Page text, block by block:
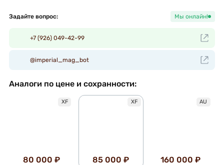
Задайте вопрос: Мы онлайн!
+7 (926) 049-42-99
@imperial_mag_bot
Аналоги по цене и сохранности:
XF
80 000 ₽
XF
85 000 ₽
AU
160 000 ₽